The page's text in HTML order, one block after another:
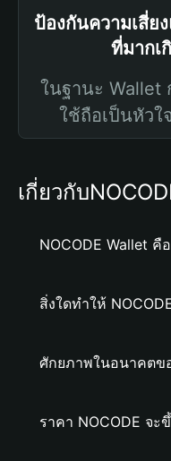
ป้องกันความเสี่ย
ที่มากเ
ในฐานะ Wallet
ใช้ถือเป็นหัวใ
เกี่ยวกับ
NOCODE Wallet คื
สิ่งใดทำให้
ศักยภาพในอนาคตขอ
ราคา NOCODE จะ